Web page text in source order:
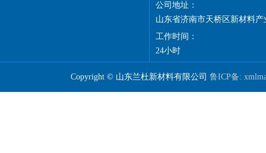
公司地址：
山东省济南市天桥区新材料产
工作时间：
24小时
Copyright © 山东兰杜新材料有限公司 鲁ICP备: